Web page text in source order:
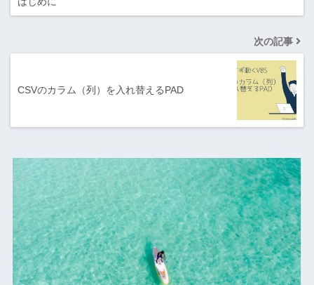
次の記事
CSVのカラム（列）を入れ替えるPAD